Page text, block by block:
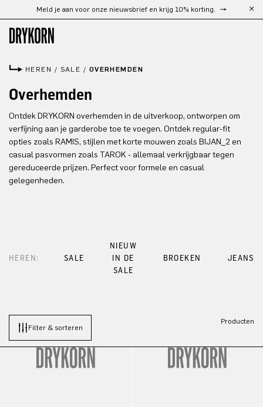
Ga naar de hoofdinhoud
Meld je aan voor onze nieuwsbrief en krijg 10% korting.
HEREN / SALE / OVERHEMDEN
Overhemden
Ontdek DRYKORN overhemden in de uitverkoop, ontworpen om
verfijning aan je garderobe toe te voegen. Ontdek regular-fit
opties zoals RAMIS, stijlen met korte mouwen zoals BIJAN_2 en
casual pasvormen zoals TAROK - allemaal verkrijgbaar tegen
gereduceerde prijzen. Perfect voor formele en casual
gelegenheden.
HEREN: SALE
NIEUW
IN DE
SALE
BROEKEN JEANS
Filter & sorteren
Producten